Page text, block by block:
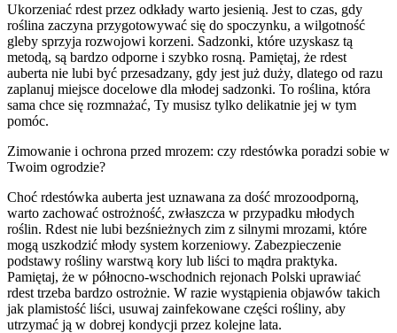
Ukorzeniać rdest przez odkłady warto jesienią. Jest to czas, gdy
roślina zaczyna przygotowywać się do spoczynku, a wilgotność
gleby sprzyja rozwojowi korzeni. Sadzonki, które uzyskasz tą
metodą, są bardzo odporne i szybko rosną. Pamiętaj, że rdest
auberta nie lubi być przesadzany, gdy jest już duży, dlatego od razu
zaplanuj miejsce docelowe dla młodej sadzonki. To roślina, która
sama chce się rozmnażać, Ty musisz tylko delikatnie jej w tym
pomóc.
Zimowanie i ochrona przed mrozem: czy rdestówka poradzi sobie w
Twoim ogrodzie?
Choć rdestówka auberta jest uznawana za dość mrozoodporną,
warto zachować ostrożność, zwłaszcza w przypadku młodych
roślin. Rdest nie lubi bezśnieżnych zim z silnymi mrozami, które
mogą uszkodzić młody system korzeniowy. Zabezpieczenie
podstawy rośliny warstwą kory lub liści to mądra praktyka.
Pamiętaj, że w północno-wschodnich rejonach Polski uprawiać
rdest trzeba bardzo ostrożnie. W razie wystąpienia objawów takich
jak plamistość liści, usuwaj zainfekowane części rośliny, aby
utrzymać ją w dobrej kondycji przez kolejne lata.